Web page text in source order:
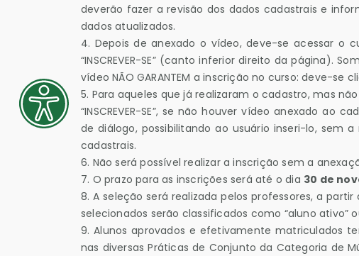
deverão fazer a revisão dos dados cadastrais e
dados atualizados.
4. Depois de anexado o vídeo, deve-se acessar o
“INSCREVER-SE” (canto inferior direito da página).
vídeo NÃO GARANTEM a inscrição no curso: deve-se
5. Para aqueles que já realizaram o cadastro, mas
“INSCREVER-SE”, se não houver vídeo anexado ao
de diálogo, possibilitando ao usuário inseri-lo, sem
cadastrais.
6. Não será possível realizar a inscrição sem a
7. O prazo para as inscrições será até o dia 30 de
8. A seleção será realizada pelos professores, a
selecionados serão classificados como “aluno ativo”
9. Alunos aprovados e efetivamente matriculados
nas diversas Práticas de Conjunto da Categoria de